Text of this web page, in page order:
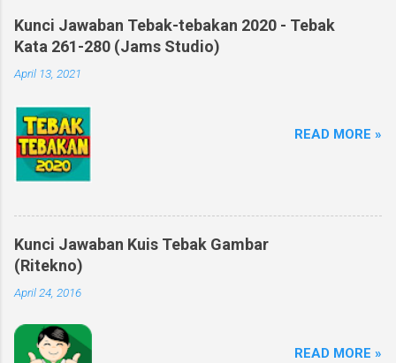
Kunci Jawaban Tebak-tebakan 2020 - Tebak
Kata 261-280 (Jams Studio)
April 13, 2021
READ MORE »
Kunci Jawaban Kuis Tebak Gambar
(Ritekno)
April 24, 2016
READ MORE »